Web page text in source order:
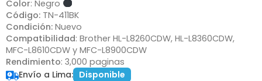
Color: Negro
Código: TN-411BK
Condición: Nuevo
Compatibilidad: Brother HL-L8260CDW, HL-L8360CDW,
MFC-L8610CDW y MFC-L8900CDW
Rendimiento: 3,000 paginas
Envío a Lima: Disponible